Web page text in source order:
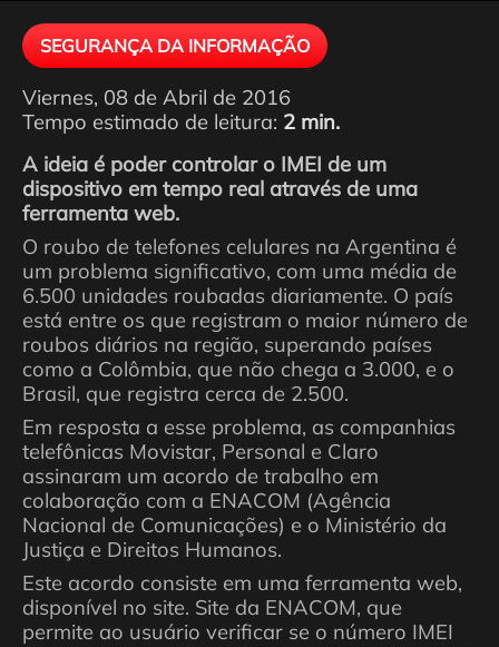
SEGURANÇA DA INFORMAÇÃO
Viernes, 08 de Abril de 2016
Tempo estimado de leitura: 2 min.
A ideia é poder controlar o IMEI de um
dispositivo em tempo real através de uma
ferramenta web.
O roubo de telefones celulares na Argentina é
um problema significativo, com uma média de
6.500 unidades roubadas diariamente. O país
está entre os que registram o maior número de
roubos diários na região, superando países
como a Colômbia, que não chega a 3.000, e o
Brasil, que registra cerca de 2.500.
Em resposta a esse problema, as companhias
telefônicas Movistar, Personal e Claro
assinaram um acordo de trabalho em
colaboração com a ENACOM (Agência
Nacional de Comunicações) e o Ministério da
Justiça e Direitos Humanos.
Este acordo consiste em uma ferramenta web,
disponível no site. Site da ENACOM, que
permite ao usuário verificar se o número IMEI